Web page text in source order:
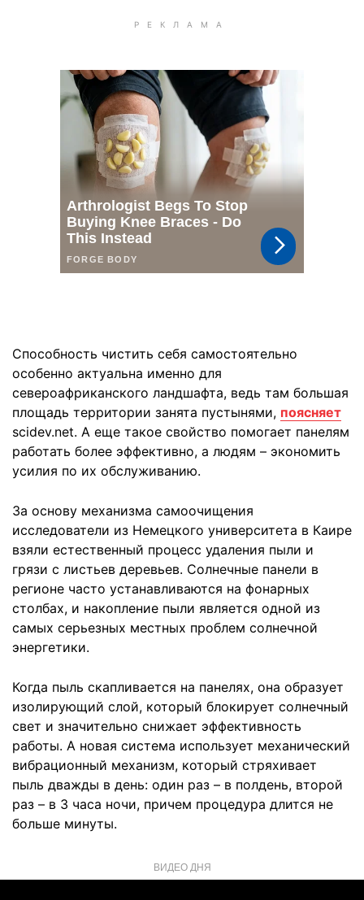
Способность чистить себя самостоятельно
особенно актуальна именно для
североафриканского ландшафта, ведь там большая
площадь территории занята пустынями, поясняет
scidev.net. А еще такое свойство помогает панелям
работать более эффективно, а людям – экономить
усилия по их обслуживанию.
За основу механизма самоочищения
исследователи из Немецкого университета в Каире
взяли естественный процесс удаления пыли и
грязи с листьев деревьев. Солнечные панели в
регионе часто устанавливаются на фонарных
столбах, и накопление пыли является одной из
самых серьезных местных проблем солнечной
энергетики.
Когда пыль скапливается на панелях, она образует
изолирующий слой, который блокирует солнечный
свет и значительно снижает эффективность
работы. А новая система использует механический
вибрационный механизм, который стряхивает
пыль дважды в день: один раз – в полдень, второй
раз – в 3 часа ночи, причем процедура длится не
больше минуты.
ВИДЕО ДНЯ